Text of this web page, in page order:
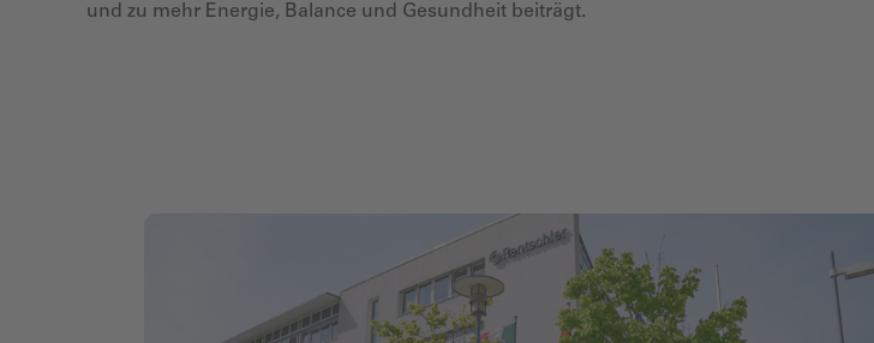
und zu mehr Energie, Balance und Gesundheit beiträgt.